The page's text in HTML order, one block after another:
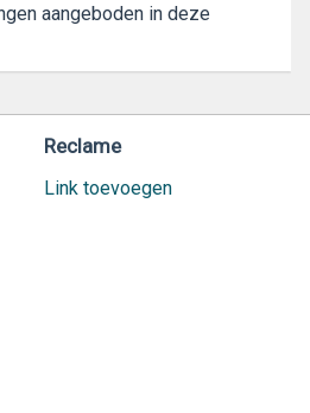
aangeboden in deze
Reclame
Link toevoegen